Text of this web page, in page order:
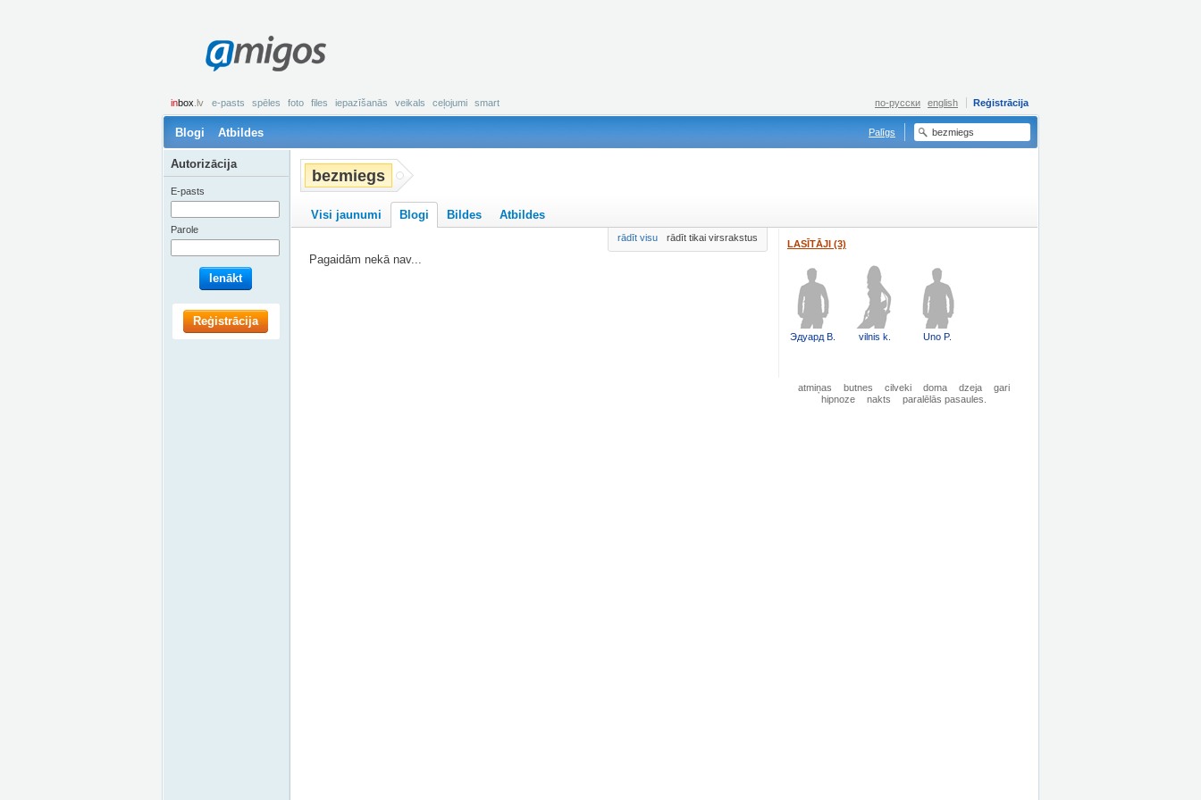
amigos
inbox .lv e-pasts spēles foto files iepazīšanās veikals ceļojumi smart Reģistrācija
по-русски english
Blogi Atbildes Palīgs
bezmiegs
Visi jaunumi Blogi Bildes Atbildes
rādīt visu rādīt tikai virsrakstus
Pagaidām nekā nav...
LASĪTĀJI (3)
Эдуард В. vilnis k. Uno P.
atmiņas butnes cilveki doma dzeja
gari
hipnoze
nakts paralēlās pasaules.
Autorizācija
E-pasts
Parole
Ienākt
Reģistrācija